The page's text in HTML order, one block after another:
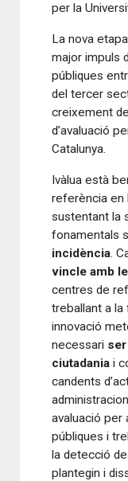
per la
La nova
major impuls
públiques
del tercer
creixement
d’avaluació
Catalunya.
Ivàlua està
referència en
sustentant la
fonamentals
incidència.
vincle amb
centres de
treballant a
innovació
necessari
ciutadania i
candents
avaluació per
públiques i
la detecció
plantegin i